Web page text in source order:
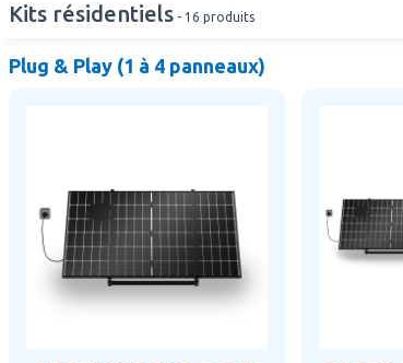
Kits résidentiels- 16 produits
Plug & Play (1 à 4 panneaux)